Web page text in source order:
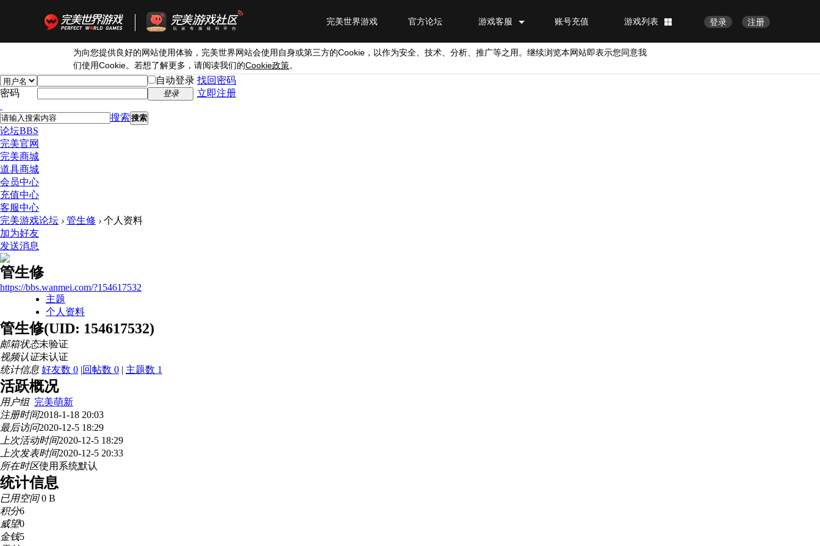
注册
登录
游戏列表
账号充值
游戏客服
官方论坛
完美世界游戏
为向您提供良好的网站使用体验，完美世界网站会使用自身或第三方的Cookie ，以作为安全、技术、分析、推广等之用。继续浏览本网站即表示您同意我
们使用Cookie。若想了解更多，请阅读我们的Cookie政策。
自动登录 找回密码
密码
登录 立即注册
搜索 搜索
论坛BBS
完美官网
完美商城
道具商城
会员中心
充值中心
客服中心
完美游戏论坛 › 管生修 › 个人资料
加为好友
发送消息
管生修
https://bbs.wanmei.com/?154617532
主题
个人资料
管生修(UID: 154617532)
邮箱状态未验证
视频认证未认证
统计信息 好友数 0 |回帖数 0 | 主题数 1
活跃概况
用户组 完美萌新
注册时间2018-1-18 20:03
最后访问2020-12-5 18:29
上次活动时间2020-12-5 18:29
上次发表时间2020-12-5 20:33
所在时区使用系统默认
统计信息
已用空间0 B
积分6
威望0
金钱5